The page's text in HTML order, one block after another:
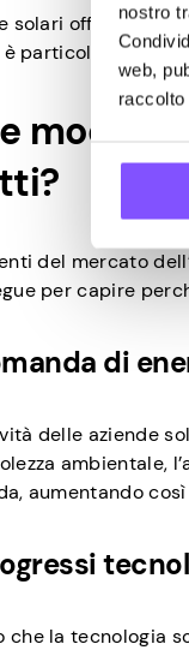
nostro
web,
solari offrono
è particolarmente
modo il
del mercato
per capire
di
delle aziende
ambientale,
aumentando
che la tecnologia